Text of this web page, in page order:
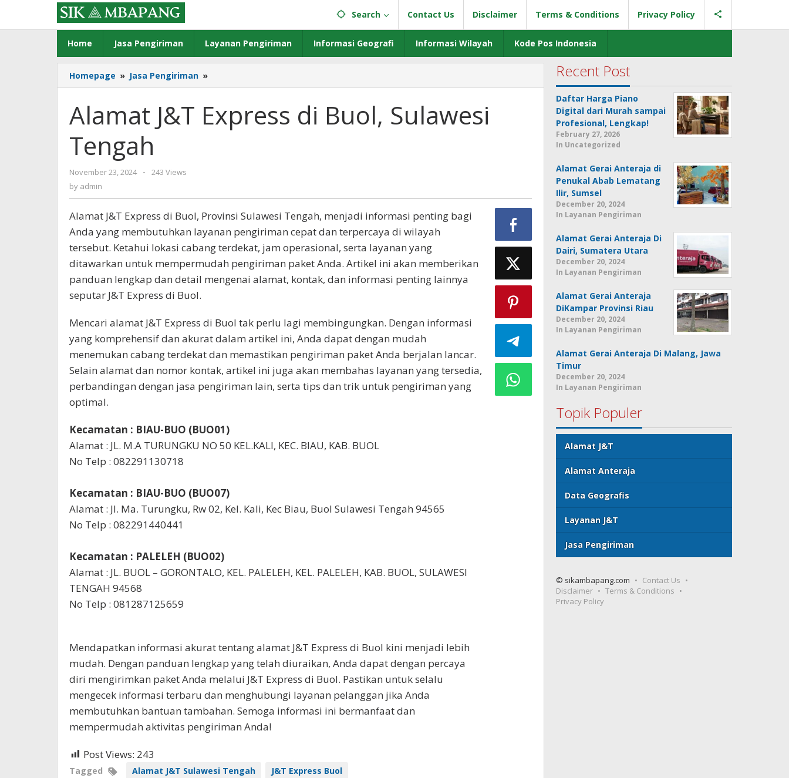
content
Search Contact Us Disclaimer Terms & Conditions Privacy Policy
Home Jasa Pengiriman Layanan Pengiriman Informasi Geografi Informasi Wilayah Kode Pos Indonesia
Homepage » Jasa Pengiriman »
J&T
di
Buol,
Alamat J&T Express di Buol, Sulawesi
Tengah
November 23, 2024
by
-
243 Views
by admin
Alamat J&T Express di Buol, Provinsi Sulawesi Tengah, menjadi informasi penting bagi
Anda yang membutuhkan layanan pengiriman cepat dan terpercaya di wilayah
tersebut. Ketahui lokasi cabang terdekat, jam operasional, serta layanan yang
ditawarkan untuk mempermudah pengiriman paket Anda. Artikel ini akan memberikan
panduan lengkap dan detail mengenai alamat, kontak, dan informasi penting lainnya
seputar J&T Express di Buol.
Mencari alamat J&T Express di Buol tak perlu lagi membingungkan. Dengan informasi
yang komprehensif dan akurat dalam artikel ini, Anda dapat dengan mudah
menemukan cabang terdekat dan memastikan pengiriman paket Anda berjalan lancar.
Selain alamat dan nomor kontak, artikel ini juga akan membahas layanan yang tersedia,
perbandingan dengan jasa pengiriman lain, serta tips dan trik untuk pengiriman yang
optimal.
Kecamatan : BIAU-BUO (BUO01)
Alamat : JL. M.A TURUNGKU NO 50 KEL.KALI, KEC. BIAU, KAB. BUOL
No Telp : 082291130718
Kecamatan : BIAU-BUO (BUO07)
Alamat : Jl. Ma. Turungku, Rw 02, Kel. Kali, Kec Biau, Buol Sulawesi Tengah 94565
No Telp : 082291440441
Kecamatan : PALELEH (BUO02)
Alamat : JL. BUOL – GORONTALO, KEL. PALELEH, KEL. PALELEH, KAB. BUOL, SULAWESI
TENGAH 94568
No Telp : 081287125659
Mendapatkan informasi akurat tentang alamat J&T Express di Buol kini menjadi lebih
mudah. Dengan panduan lengkap yang telah diuraikan, Anda dapat dengan percaya
diri mengirimkan paket Anda melalui J&T Express di Buol. Pastikan untuk selalu
mengecek informasi terbaru dan menghubungi layanan pelanggan jika Anda
membutuhkan bantuan tambahan. Semoga informasi ini bermanfaat dan
mempermudah aktivitas pengiriman Anda!
Post Views: 243
Tagged Alamat J&T Sulawesi Tengah
J&T Express Buol
Recent Post
Daftar Harga Piano
Digital dari Murah sampai
Profesional, Lengkap!
February 27, 2026
In Uncategorized
Alamat Gerai Anteraja di
Penukal Abab Lematang
Ilir, Sumsel
December 20, 2024
In Layanan Pengiriman
Alamat Gerai Anteraja Di
Dairi, Sumatera Utara
December 20, 2024
In Layanan Pengiriman
Alamat Gerai Anteraja
DiKampar Provinsi Riau
December 20, 2024
In Layanan Pengiriman
Alamat Gerai Anteraja Di Malang, Jawa
Timur
December 20, 2024
In Layanan Pengiriman
Topik Populer
Alamat J&T
Alamat Anteraja
Data Geografis
Layanan J&T
Jasa Pengiriman
© sikambapang.com
Contact Us
Disclaimer
Terms & Conditions
Privacy Policy